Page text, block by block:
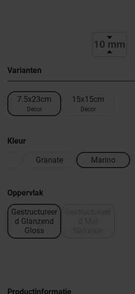
Varianten
7.5x23cm
Decor
15x15cm
Decor
Kleur
Granate Marino
Oppervlak
Gestructureer
d Glanzend
Gloss
Productinformatie